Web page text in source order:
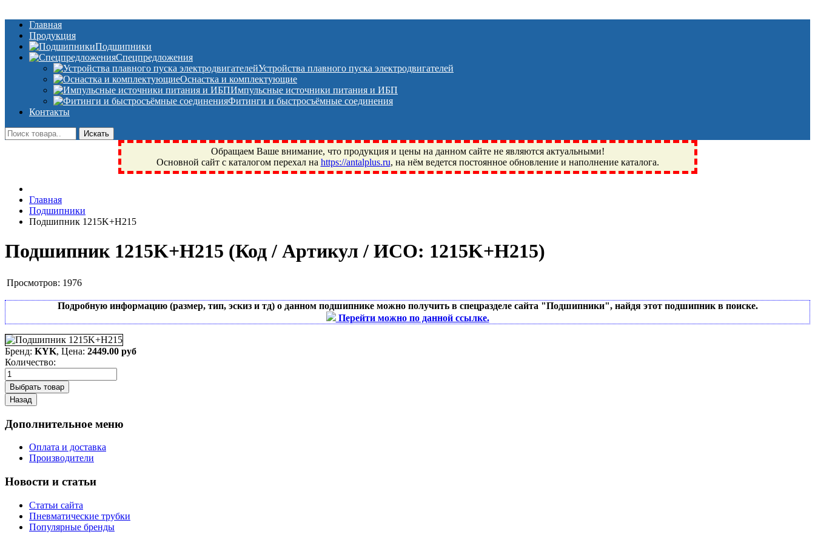
Главная
Продукция
Подшипники
Спецпредложения
Устройства плавного пуска электродвигателей
Оснастка и комплектующие
Импульсные источники питания и ИБП
Фитинги и быстросъёмные соединения
Контакты
Обращаем Ваше внимание, что продукция и цены на данном сайте не являются актуальными!
Основной сайт с каталогом перехал на https://antalplus.ru, на нём ведется постоянное обновление и наполнение каталога.
Фрязино, Антал+, плюс, Свердловский, Загорянский, Юбилейный, Щелково, Москва, Пушкино, Королёв, Балашиха, Фряново, Монино, Ивантеевка, подшипники, пневматика, метизы,
техника, сварочные аппараты, NIS, NSK, JED, KPT, NXZ, ГПЗ, Neutral, WHX, ZWZ, CRAFT, СПЗ-4, NECTECH, KG, LQY, DPI, BSN, SPZ, РФ, BMZ, ХАРП, CX, РОЛТОМ, APZ, FBJ, KYK,
NTN, SKF, купить, заказать
Главная
Подшипники
Подшипник 1215K+H215
Подшипник 1215K+H215 (Код / Артикул / ИСО: 1215K+H215)
Просмотров: 1976
Подробную информацию (размер, тип, эскиз и тд) о данном подшипнике можно получить в спецразделе сайта "Подшипники", найдя этот подшипник в поиске.
Перейти можно по данной ссылке.
Бренд: KYK, Цена: 2449.00 руб
Количество:
Дополнительное меню
Оплата и доставка
Производители
Новости и статьи
Статьи сайта
Пневматические трубки
Популярные бренды